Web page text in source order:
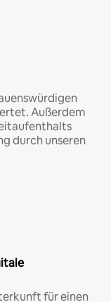
Außerdem
durch unseren
für einen